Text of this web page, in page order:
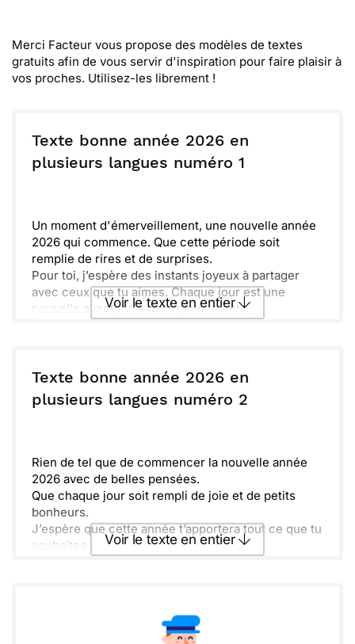
Merci Facteur vous propose des modèles de textes
gratuits afin de vous servir d'inspiration pour faire plaisir à
vos proches. Utilisez-les librement !
Texte bonne année 2026 en
plusieurs langues numéro 1
Un moment d'émerveillement, une nouvelle année
2026 qui commence. Que cette période soit
remplie de rires et de surprises.
Pour toi, j’espère des instants joyeux à partager
avec ceux que tu aimes. Chaque jour est une
nouvelle aventure à vivre pleinement.
Du fond du cœur, que cette année te rapproche
encore plus de tes rêves et de tes passions.
Déploie tes ailes et réalise tout ce qui te tient à
Voir le texte en entier
ou : Copier Recevoir par mail
Texte bonne année 2026 en
plusieurs langues numéro 2
Rien de tel que de commencer la nouvelle année
2026 avec de belles pensées.
Que chaque jour soit rempli de joie et de petits
bonheurs.
J’espère que cette année t’apportera tout ce que tu
souhaites.
Voir le texte en entier
Recevoir par mail